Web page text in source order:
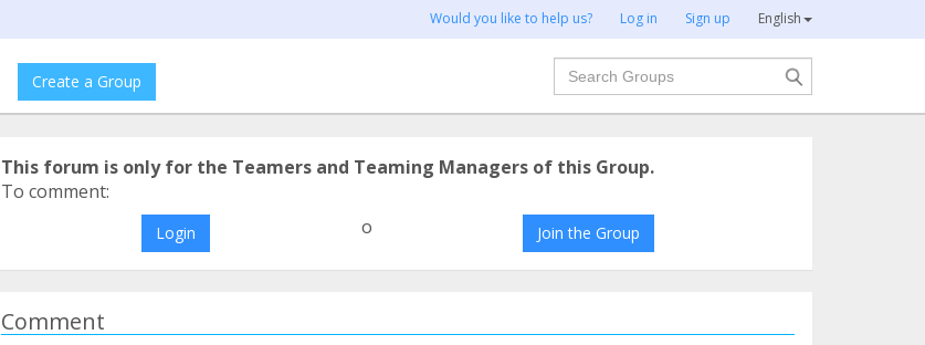
Would you like to help us? Log in Sign up English
Create a Group
Search
This forum is only for the Teamers and Teaming Managers of this Group.
To comment:
Login o Join the Group
Comment